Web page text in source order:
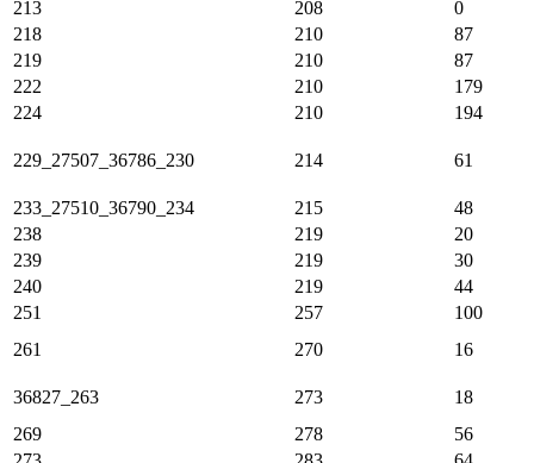
213 208
0
218
210
87
219
210
87
222
210
179
224
210 194
229_27507_36786_230 214 61
233_27510_36790_234 215
48
238
219
20
239
219
30
240
219
44
251
257
100
261
270 16
36827_263 273
18
269
278
56